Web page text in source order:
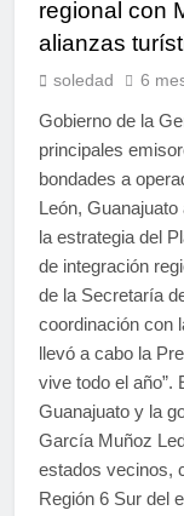
regional con
alianzas
soledad 6
Gobierno de la
principales
bondades a
León,
la estrategia del
de integración
de la Secretaría
coordinación con
llevó a cabo la
vive todo el año”.
Guanajuato y la
García Muñoz
estados vecinos,
Región 6 Sur del